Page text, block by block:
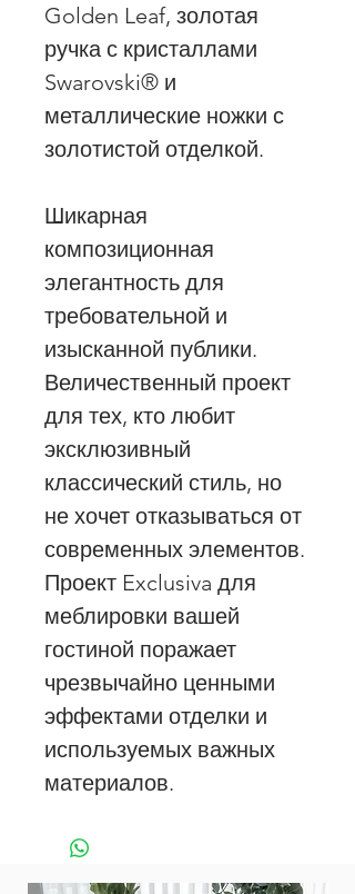
Golden Leaf, золотая
ручка с кристаллами
Swarovski® и
металлические ножки с
золотистой отделкой.
Шикарная
композиционная
элегантность для
требовательной и
изысканной публики.
Величественный проект
для тех, кто любит
эксклюзивный
классический стиль, но
не хочет отказываться от
современных элементов.
Проект Exclusiva для
меблировки вашей
гостиной поражает
чрезвычайно ценными
эффектами отделки и
используемых важных
материалов.